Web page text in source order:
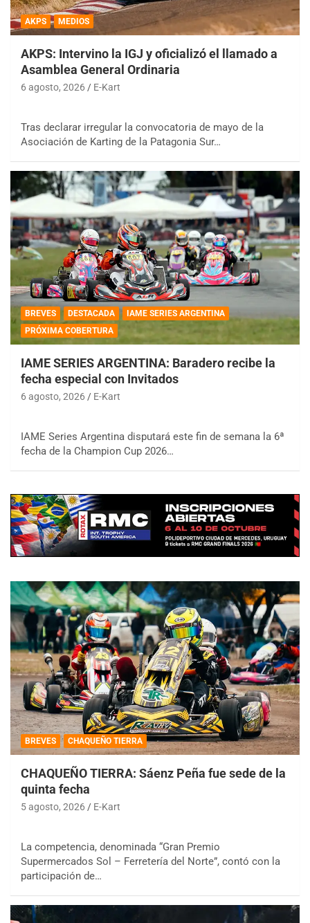
AKPS MEDIOS
AKPS: Intervino la IGJ y oficializó el llamado a
Asamblea General Ordinaria
6 agosto, 2026 E-Kart
Tras declarar irregular la convocatoria de mayo de la
Asociación de Karting de la Patagonia Sur…
BREVES DESTACADA
IAME SERIES ARGENTINA
PRÓXIMA COBERTURA
IAME SERIES ARGENTINA: Baradero recibe la
fecha especial con Invitados
6 agosto, 2026 E-Kart
IAME Series Argentina disputará este fin de semana la 6ª
fecha de la Champion Cup 2026…
BREVES CHAQUEÑO TIERRA
CHAQUEÑO TIERRA: Sáenz Peña fue sede de la
quinta fecha
5 agosto, 2026 E-Kart
La competencia, denominada “Gran Premio
Supermercados Sol – Ferretería del Norte”, contó con la
participación de…